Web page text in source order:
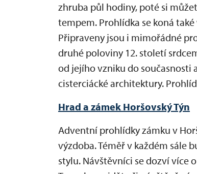
zhruba půl hodiny, poté si
tempem. Prohlídka se koná také
Připraveny jsou i mimořádné
druhé poloviny 12. století
od jejího vzniku do současnosti
cisterciácké architektury.
Hrad a zámek Horšovský Týn
Adventní prohlídky zámku v
výzdoba. Téměř v každém sále
stylu. Návštěvníci se dozví více